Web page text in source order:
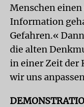
Menschen
Information
Gefahren.«
die alten
in einer Zeit der
wir uns